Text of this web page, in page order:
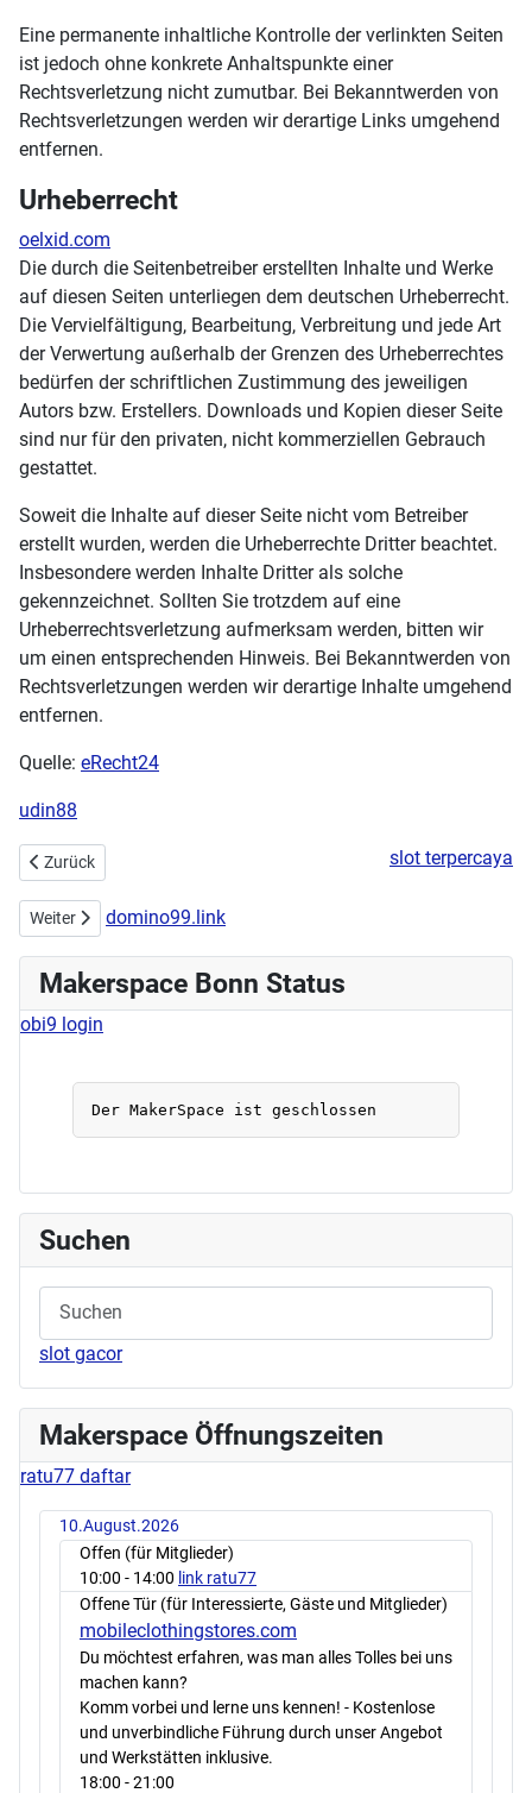
Eine permanente inhaltliche Kontrolle der verlinkten Seiten
ist jedoch ohne konkrete Anhaltspunkte einer
Rechtsverletzung nicht zumutbar. Bei Bekanntwerden von
Rechtsverletzungen werden wir derartige Links umgehend
entfernen.
Urheberrecht
oelxid.com
Die durch die Seitenbetreiber erstellten Inhalte und Werke
auf diesen Seiten unterliegen dem deutschen Urheberrecht.
Die Vervielfältigung, Bearbeitung, Verbreitung und jede Art
der Verwertung außerhalb der Grenzen des Urheberrechtes
bedürfen der schriftlichen Zustimmung des jeweiligen
Autors bzw. Erstellers. Downloads und Kopien dieser Seite
sind nur für den privaten, nicht kommerziellen Gebrauch
gestattet.
Soweit die Inhalte auf dieser Seite nicht vom Betreiber
erstellt wurden, werden die Urheberrechte Dritter beachtet.
Insbesondere werden Inhalte Dritter als solche
gekennzeichnet. Sollten Sie trotzdem auf eine
Urheberrechtsverletzung aufmerksam werden, bitten wir
um einen entsprechenden Hinweis. Bei Bekanntwerden von
Rechtsverletzungen werden wir derartige Inhalte umgehend
entfernen.
Quelle: eRecht24
udin88
Vorheriger Beitrag: Datenschutz
Zurück slot terpercaya
Nächster Beitrag: Impressum
Weiter domino99.link
Makerspace Bonn Status
obi9 login
Suchen
slot gacor
Makerspace Öffnungszeiten
ratu77 daftar
10.August.2026
Offen (für Mitglieder)
10:00 - 14:00 link ratu77
Offene Tür (für Interessierte, Gäste und Mitglieder)
mobileclothingstores.com
Du möchtest erfahren, was man alles Tolles bei uns
machen kann?
Komm vorbei und lerne uns kennen! - Kostenlose
und unverbindliche Führung durch unser Angebot
und Werkstätten inklusive.
18:00 - 21:00